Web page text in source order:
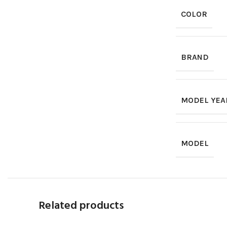
COLOR
BRAND
MODEL
MODEL
Related products